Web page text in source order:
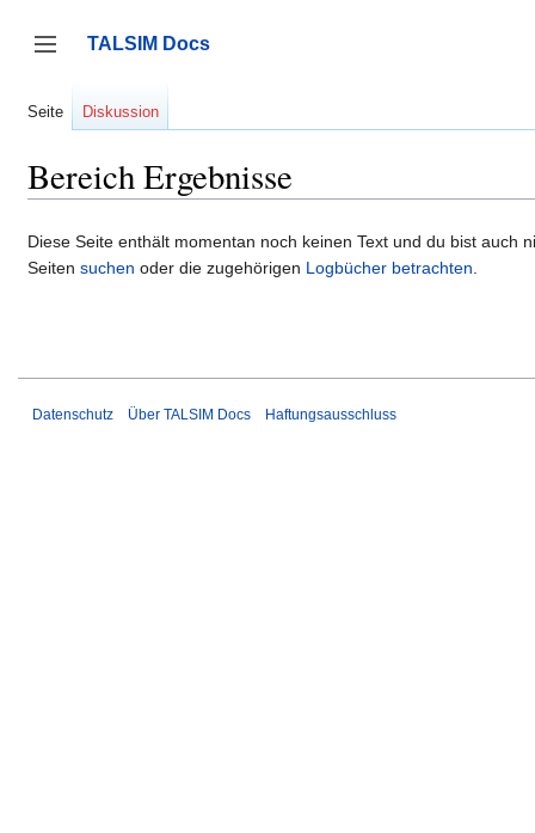
springen
Seitenleiste umschalten
TALSIM Docs
Seite Diskussion
Bereich Ergebnisse
Diese Seite enthält momentan noch keinen Text und du bist auch
Seiten suchen oder die zugehörigen Logbücher betrachten
Datenschutz Über TALSIM Docs Haftungsausschluss